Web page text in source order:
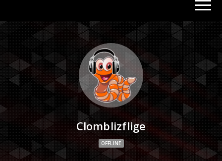
Clomblizflige
OFFLINE